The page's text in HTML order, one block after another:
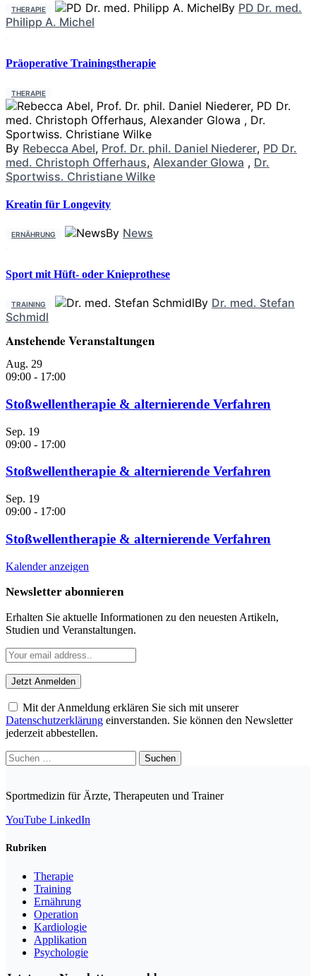
THERAPIE By PD Dr. med.
Philipp A. Michel
Präoperative Trainingstherapie
THERAPIE
By Rebecca Abel, Prof. Dr. phil. Daniel Niederer, PD Dr.
med. Christoph Offerhaus, Alexander Glowa , Dr.
Sportwiss. Christiane Wilke
Kreatin für Longevity
ERNÄHRUNG By News
Sport mit Hüft- oder Knieprothese
TRAINING By Dr. med. Stefan
Schmidl
Anstehende Veranstaltungen
Aug. 29
09:00 - 17:00
Stoßwellentherapie & alternierende Verfahren
Sep. 19
09:00 - 17:00
Stoßwellentherapie & alternierende Verfahren
Sep. 19
09:00 - 17:00
Stoßwellentherapie & alternierende Verfahren
Kalender anzeigen
Newsletter abonnieren
Erhalten Sie aktuelle Informationen zu den neuesten Artikeln,
Studien und Veranstaltungen.
Mit der Anmeldung erklären Sie sich mit unserer
Datenschutzerklärung einverstanden. Sie können den Newsletter
jederzeit abbestellen.
Suchen
nach:
Sportmedizin für Ärzte, Therapeuten und Trainer
YouTube LinkedIn
Rubriken
Therapie
Training
Ernährung
Operation
Kardiologie
Applikation
Psychologie